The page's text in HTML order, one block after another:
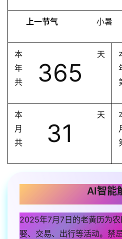
上一节气 小暑
本
年
共
365
天
本
月
共
31
天
AI智能
2025年7月7日的老黄历为
娶、交易、出行等活动。禁